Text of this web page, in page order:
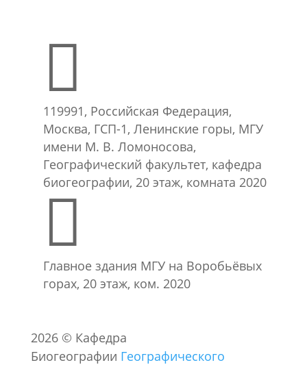

119991, Российская Федерация,
Москва, ГСП-1, Ленинские горы, МГУ
имени М. В. Ломоносова,
Географический факультет, кафедра
биогеографии, 20 этаж, комната 2020

Главное здания МГУ на Воробьёвых
горах, 20 этаж, ком. 2020
2026 © Кафедра
Биогеографии Географического